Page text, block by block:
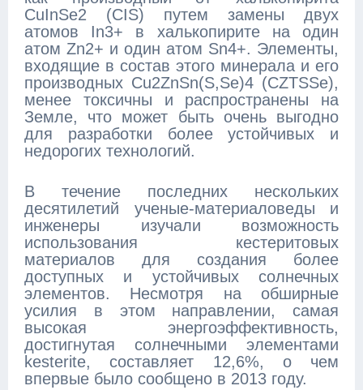
CuInSe2 (CIS) путем замены двух
атомов In3+ в халькопирите на один
атом Zn2+ и один атом Sn4+. Элементы,
входящие в состав этого минерала и его
производных Cu2ZnSn(S,Se)4 (CZTSSe),
менее токсичны и распространены на
Земле, что может быть очень выгодно
для разработки более устойчивых и
недорогих технологий.
В течение последних нескольких
десятилетий ученые-материаловеды и
инженеры изучали возможность
использования кестеритовых
материалов для создания более
доступных и устойчивых солнечных
элементов. Несмотря на обширные
усилия в этом направлении, самая
высокая энергоэффективность,
достигнутая солнечными элементами
kesterite, составляет 12,6%, о чем
впервые было сообщено в 2013 году.